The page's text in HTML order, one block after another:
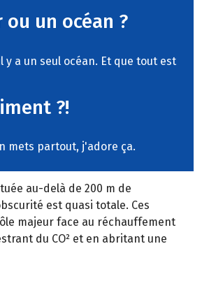
ou un océan ?
y a un seul océan. Et que tout est
?!
mets partout, j'adore ça.
au-delà de 200 m de
est quasi totale. Ces
majeur face au réchauffement
du CO² et en abritant une